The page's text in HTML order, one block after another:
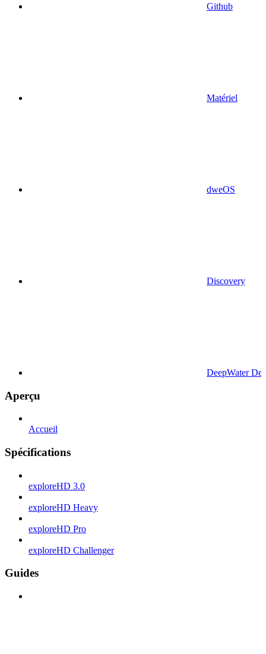
Github
Matériel
dweOS
Discovery
DeepWater
Aperçu
Accueil
Spécifications
exploreHD 3.0
exploreHD Heavy
exploreHD Pro
exploreHD Challenger
Guides